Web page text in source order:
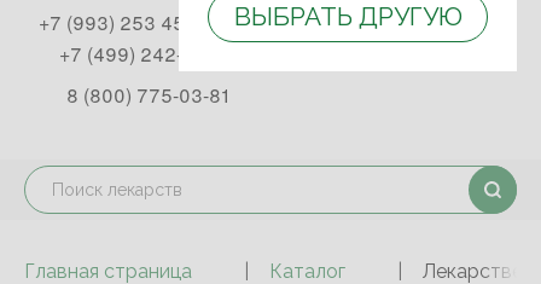
ВЫБРАТЬ ДРУГУЮ
+7 (993) 253 45 93
+7 (499) 242-90-85
8 (800) 775-03-81
Главная страница Каталог